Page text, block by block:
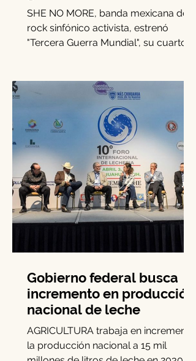
robo de infancias en
guerras con "Tercera
Guerra Mundial"
SHE NO MORE, banda mexicana de
sencillo de 2025.
Gobierno federal busca
incremento en producción
nacional de leche